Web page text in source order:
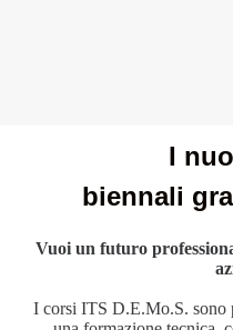
I
biennali
Vuoi un futuro
I corsi ITS D.E.Mo.S. sono